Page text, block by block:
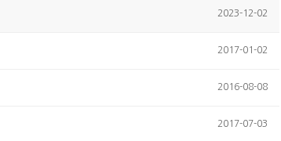
2023-12-02
2017-01-02
2016-08-08
2017-07-03